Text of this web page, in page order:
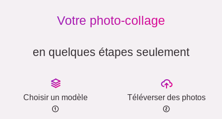
Votre photo-collage
en quelques étapes seulement
Choisir un modèle Téléverser des photos